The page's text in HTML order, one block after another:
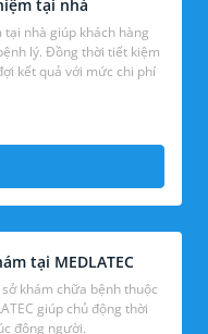
tại nhà
tại nhà giúp khách hàng
lý. Đồng thời tiết kiệm
tại MEDLATEC
khám chữa bệnh thuộc
giúp chủ động thời
hạn chế tiếp xúc đông người.